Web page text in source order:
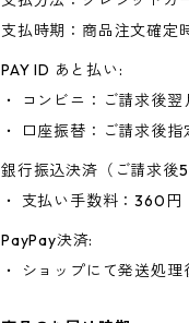
支払時期：商品注文確定
PAY ID あと払い:
・ コンビニ：ご請求後
・ 口座振替：ご請求後
銀行振込決済（ご請求後
・ 支払い手数料：360円
PayPay決済:
・ ショップにて発送処